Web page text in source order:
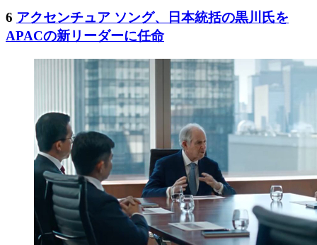
6 アクセンチュア ソング、日本統括の黒川氏を
APACの新リーダーに任命